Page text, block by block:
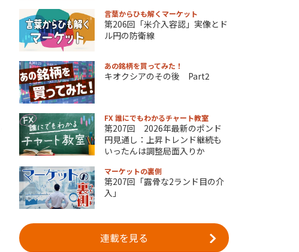
言葉からひも解くマーケット
第206回「米介入容認」実像とド
ル円の防衛線
あの銘柄を買ってみた！
キオクシアのその後 Part2
FX 誰にでもわかるチャート教室
第207回 2026年最新のポンド
円見通し：上昇トレンド継続も
いったんは調整局面入りか
マーケットの裏側
第207回「露骨な2ランド目の介
入」
連載を見る